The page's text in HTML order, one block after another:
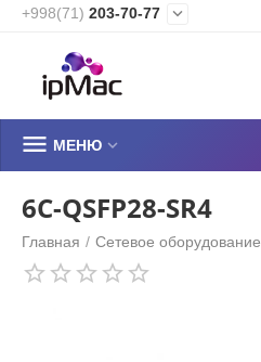
+998(71) 203-70-77 
 МЕНЮ 
6C-QSFP28-SR4
Главная / Сетевое оборудование